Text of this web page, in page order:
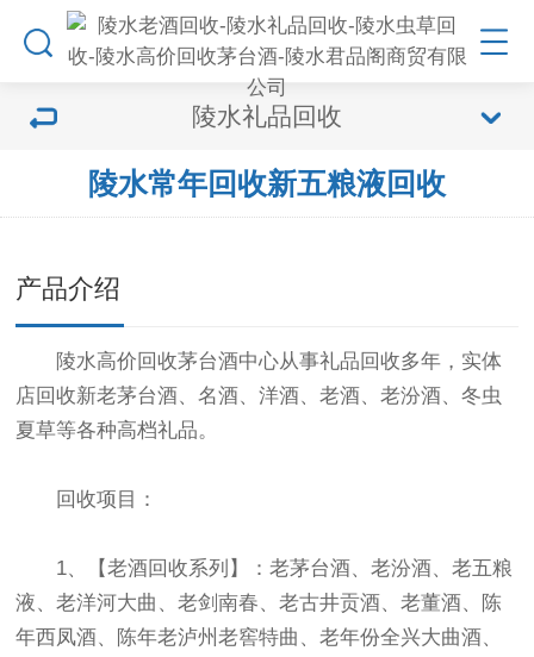
陵水礼品回收
陵水常年回收新五粮液回收
产品介绍
陵水高价回收茅台酒中心从事礼品回收多年，实体
店回收新老茅台酒、名酒、洋酒、老酒、老汾酒、冬虫
夏草等各种高档礼品。
回收项目：
1、【老酒回收系列】：老茅台酒、老汾酒、老五粮
液、老洋河大曲、老剑南春、老古井贡酒、老董酒、陈
年西凤酒、陈年老泸州老窖特曲、老年份全兴大曲酒、